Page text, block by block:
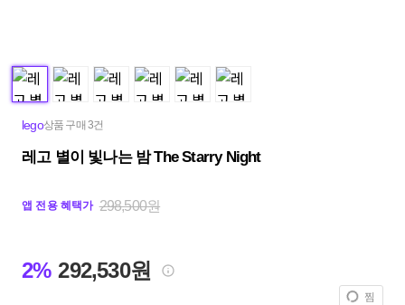
lego상품 구매 3건
레고 별이 빛나는 밤 The Starry Night
앱 전용 혜택가 298,500원
2% 292,530원
찜